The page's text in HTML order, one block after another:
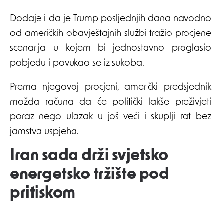
Dodaje i da je Trump posljednjih dana navodno
od američkih obavještajnih službi tražio procjene
scenarija u kojem bi jednostavno proglasio
pobjedu i povukao se iz sukoba.
Prema njegovoj procjeni, američki predsjednik
možda računa da će politički lakše preživjeti
poraz nego ulazak u još veći i skuplji rat bez
jamstva uspjeha.
Iran sada drži svjetsko
energetsko tržište pod
pritiskom